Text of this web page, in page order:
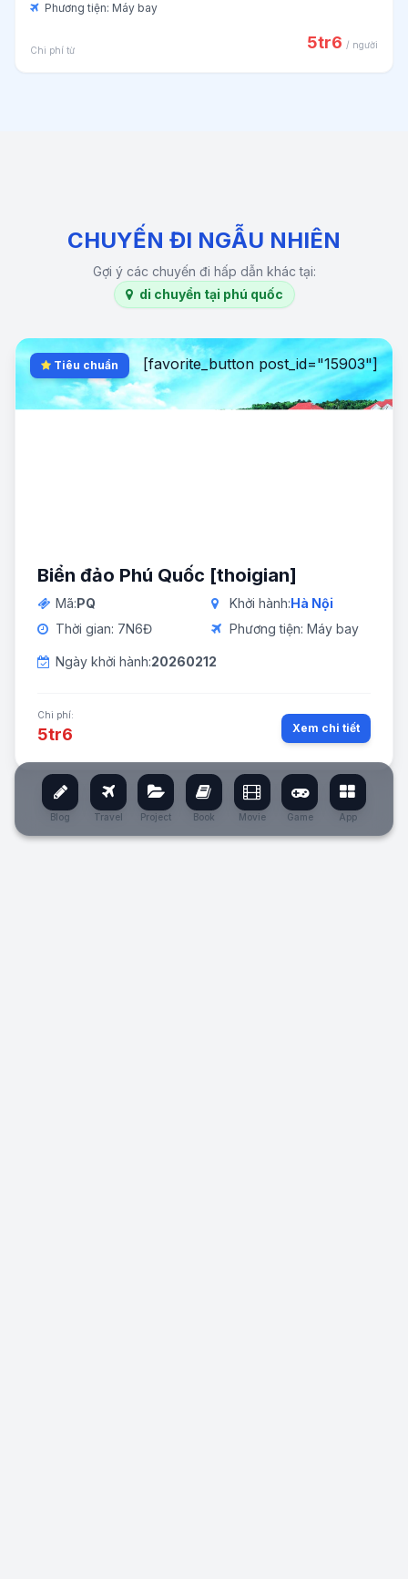
Phương tiện: Máy bay
Chi phí từ 5tr6 / người
CHUYẾN ĐI NGẪU NHIÊN
Gợi ý các chuyến đi hấp dẫn khác tại:
di chuyển tại phú quốc
Tiêu chuẩn [favorite_button post_id="15903"]
Biển đảo Phú Quốc [thoigian]
Mã:PQ Khởi hành:Hà Nội
Thời gian: 7N6Đ
Phương tiện: Máy bay
Ngày khởi hành:20260212
Chi phí:
5tr6 Xem chi tiết
Blog Travel Project Book Movie Game App